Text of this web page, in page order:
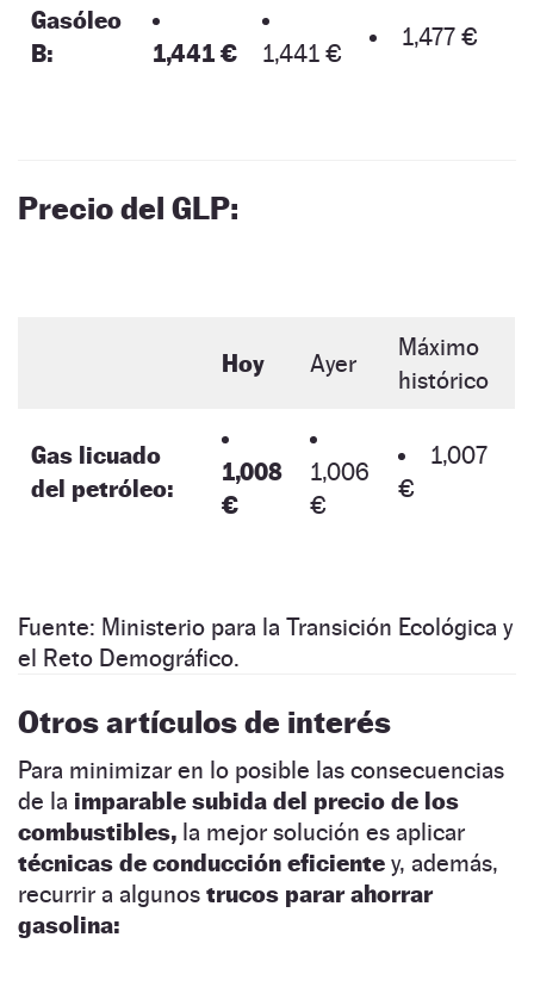
Gasóleo
B:
1,441 € 1,441 €
1,477 €
Precio del GLP:
Hoy Ayer
Máximo
histórico
Gas licuado
del petróleo:
1,008
€
1,006
€
1,007
€
Fuente: Ministerio para la Transición Ecológica y
el Reto Demográfico.
Otros artículos de interés
Para minimizar en lo posible las consecuencias
de la imparable subida del precio de los
combustibles, la mejor solución es aplicar
técnicas de conducción eficiente y, además,
recurrir a algunos trucos parar ahorrar
gasolina: